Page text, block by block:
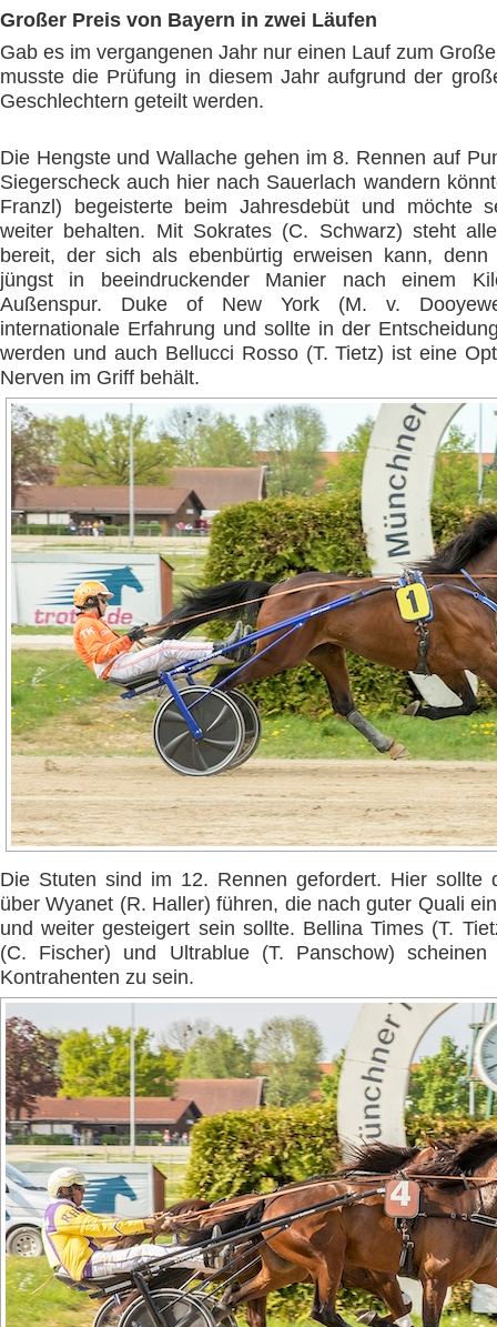
Großer Preis von Bayern in zwei Läufen
Gab es im vergangenen Jahr nur einen Lauf zum
musste die Prüfung in diesem Jahr aufgrund der
Geschlechtern geteilt werden.
Die Hengste und Wallache gehen im 8. Rennen auf
Siegerscheck auch hier nach Sauerlach wandern
Franzl) begeisterte beim Jahresdebüt und möchte
weiter behalten. Mit Sokrates (C. Schwarz) steht
bereit, der sich als ebenbürtig erweisen kann,
jüngst in beeindruckender Manier nach einem
Außenspur. Duke of New York (M. v.
internationale Erfahrung und sollte in der
werden und auch Bellucci Rosso (T. Tietz) ist eine
Nerven im Griff behält.
Die Stuten sind im 12. Rennen gefordert. Hier sollte
über Wyanet (R. Haller) führen, die nach guter Quali
und weiter gesteigert sein sollte. Bellina Times (T.
(C. Fischer) und Ultrablue (T. Panschow)
Kontrahenten zu sein.